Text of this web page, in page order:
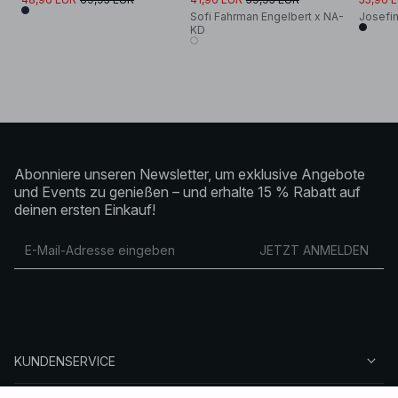
Sofi Fahrman Engelbert x NA-
KD
Abonniere unseren Newsletter, um exklusive Angebote
und Events zu genießen – und erhalte 15 % Rabatt auf
deinen ersten Einkauf!
JETZT ANMELDEN
KUNDENSERVICE